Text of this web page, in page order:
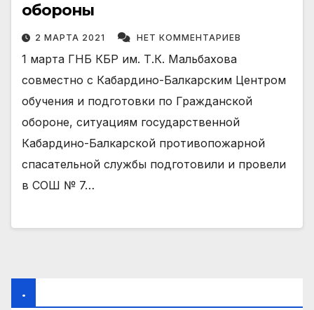
обороны
2 МАРТА 2021 НЕТ КОММЕНТАРИЕВ
1 марта ГНБ КБР им. Т.К. Мальбахова
совместно с Кабардино-Балкарским Центром
обучения и подготовки по Гражданской
обороне, ситуациям государственной
Кабардино-Балкарской противопожарной
спасательной службы подготовили и провели
в СОШ № 7…
.